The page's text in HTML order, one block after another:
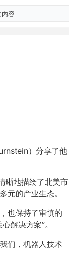
）分享了他
晰地描绘了北美市
元的产业生态。
也保持了审慎的
解决方案”。
们，机器人技术